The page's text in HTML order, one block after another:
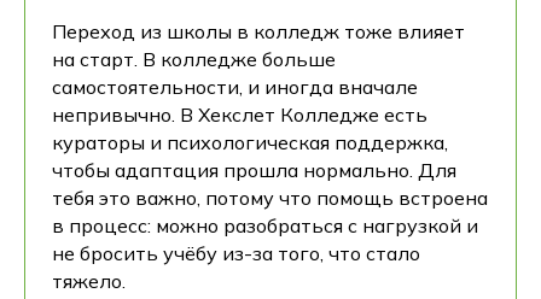
Переход из школы в колледж тоже влияет
на старт. В колледже больше
самостоятельности, и иногда вначале
непривычно. В Хекслет Колледже есть
кураторы и психологическая поддержка,
чтобы адаптация прошла нормально. Для
тебя это важно, потому что помощь встроена
в процесс: можно разобраться с нагрузкой и
не бросить учёбу из-за того, что стало
тяжело.